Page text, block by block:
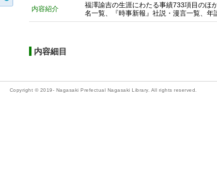
内容紹介
福澤諭吉の生涯にわたる事績733項目のほ
名一覧、『時事新報』社説・漫言一覧、年
内容細目
Copyright © 2019- Nagasaki Prefectual Nagasaki Library. All rights reserved.